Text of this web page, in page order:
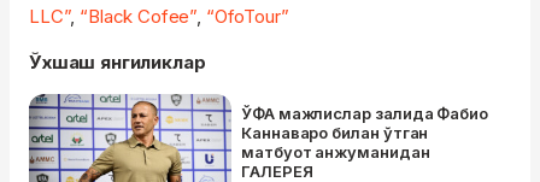
LLC”, “Black Cofee” “OfoTour”
Ўхшаш янгиликлар
ЎФА мажлислар залида Фабио
Каннаваро билан ўтган
матбуот анжуманидан
ГАЛЕРЕЯ